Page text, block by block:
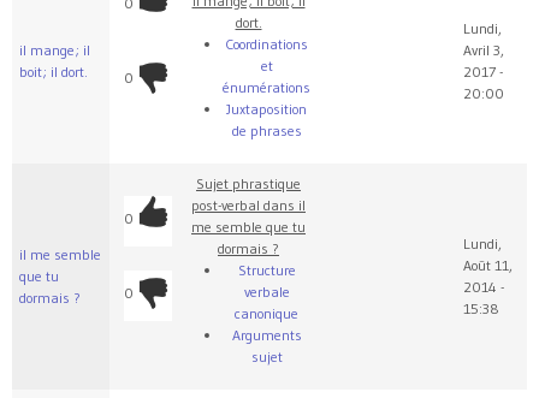
il mange; il
boit; il dort.
0
dort.
Coordinations
et
énumérations
Juxtaposition
de phrases
Lundi,
Avril 3,
2017 -
20:00
il me semble
que tu
dormais ?
0
0
Sujet phrastique
post-verbal dans il
me semble que tu
dormais ?
Structure
verbale
canonique
Arguments
sujet
Lundi,
Août 11,
2014 -
15:38